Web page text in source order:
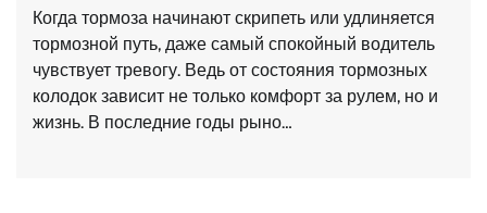
Когда тормоза начинают скрипеть или удлиняется
тормозной путь, даже самый спокойный водитель
чувствует тревогу. Ведь от состояния тормозных
колодок зависит не только комфорт за рулем, но и
жизнь. В последние годы рыно…